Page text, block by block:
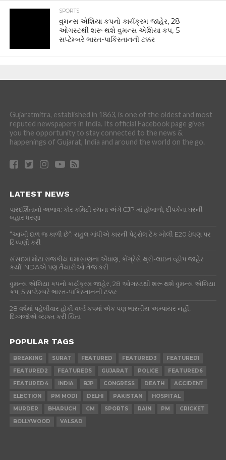
SPORTS
વુમન્સ એશિયા કપનો કાર્યક્રમ જાહેર, 28
ઓગસ્ટથી શરૂ થશે વુમન્સ એશિયા કપ, 5
સપ્ટેમ્બરે ભારત-પાકિસ્તાનની ટક્કર
Gujaratmitra, established in 1863, is one of the oldest and most
reputed newspapers in India. Its official Facebook page gives
you the opportunity to stay connected to the news &
happenings of Gujarat, India and around the world on the go.
LATEST NEWS
પારદર્શિતાનો અભાવ: કોર કમિટી રચના અંગે CJP માં હોબાળો, દીપકેના ઘરની
બહાર ધરણા
“આખી દાળ જ કાળી છે”: રાહુલ ગાંધીએ કારની પેટ્રોલ ટેંક ખોલી E20 ઇંધણ પર
ટિપ્પણી કરી
સંસદમાં મોટા રાજકીય ઘમાસાણના એંધાણ, કોંગ્રેસે થ્રી-લાઇન વ્હીપ જાહેર
કર્યો; NDAએ પણ તૈયારીઓ તેજ કરી
વુમન્સ એશિયા કપનો કાર્યક્રમ જાહેર, 28 ઓગસ્ટથી શરૂ થશે વુમન્સ એશિયા
કપ, 5 સપ્ટેમ્બરે ભારત-પાકિસ્તાનની ટક્કર
28 વર્ષમાં પહેલીવાર હોકી વર્લ્ડ કપમાં એક પણ ભારતીય અમ્પાયર નહીં,
દિગ્ગજોએ વ્યક્ત કરી ચિંતા
POPULAR TAGS
BREAKING SURAT FEATURED FEATURED3
FEATURED1
FEATURED2
FEATURED5 GUJARAT POLICE
FEATURED6
FEATURED4
INDIA BJP CONGRESS DEATH
ACCIDENT
ELECTION
PM MODI DELHI PAKISTAN
HOSPITAL
MURDER
BHARUCH CM SPORTS RAIN PM
CRICKET
BOLLYWOOD
VALSAD